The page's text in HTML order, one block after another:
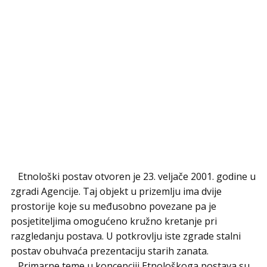
Etnološki postav otvoren je 23. veljače 2001. godine u
zgradi Agencije. Taj objekt u prizemlju ima dvije
prostorije koje su međusobno povezane pa je
posjetiteljima omogućeno kružno kretanje pri
razgledanju postava. U potkrovlju iste zgrade stalni
postav obuhvaća prezentaciju starih zanata.